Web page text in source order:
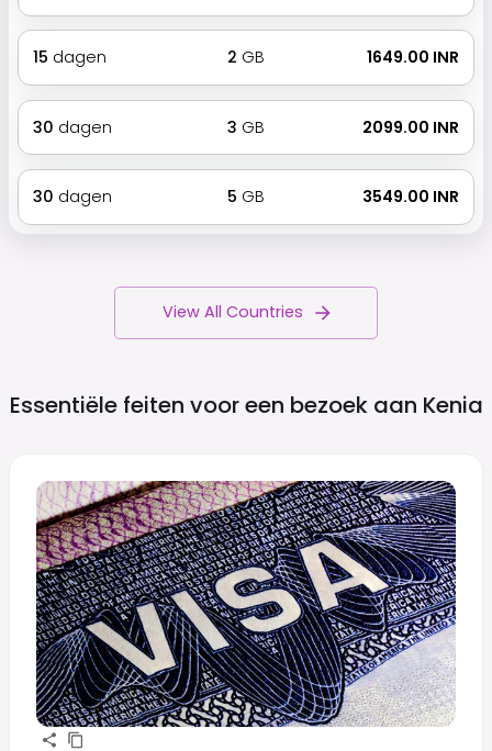
15 dagen 2 GB ₹ 1649.00 INR
30 dagen 3 GB ₹ 2099.00 INR
30 dagen 5 GB ₹ 3549.00 INR
View All Countries
Essentiële feiten voor een bezoek aan Kenia